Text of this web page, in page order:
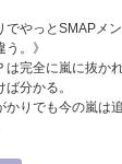
でやっとSMAPメ
。》
完全に嵐に抜かれ
分かる。
かりでも今の嵐は